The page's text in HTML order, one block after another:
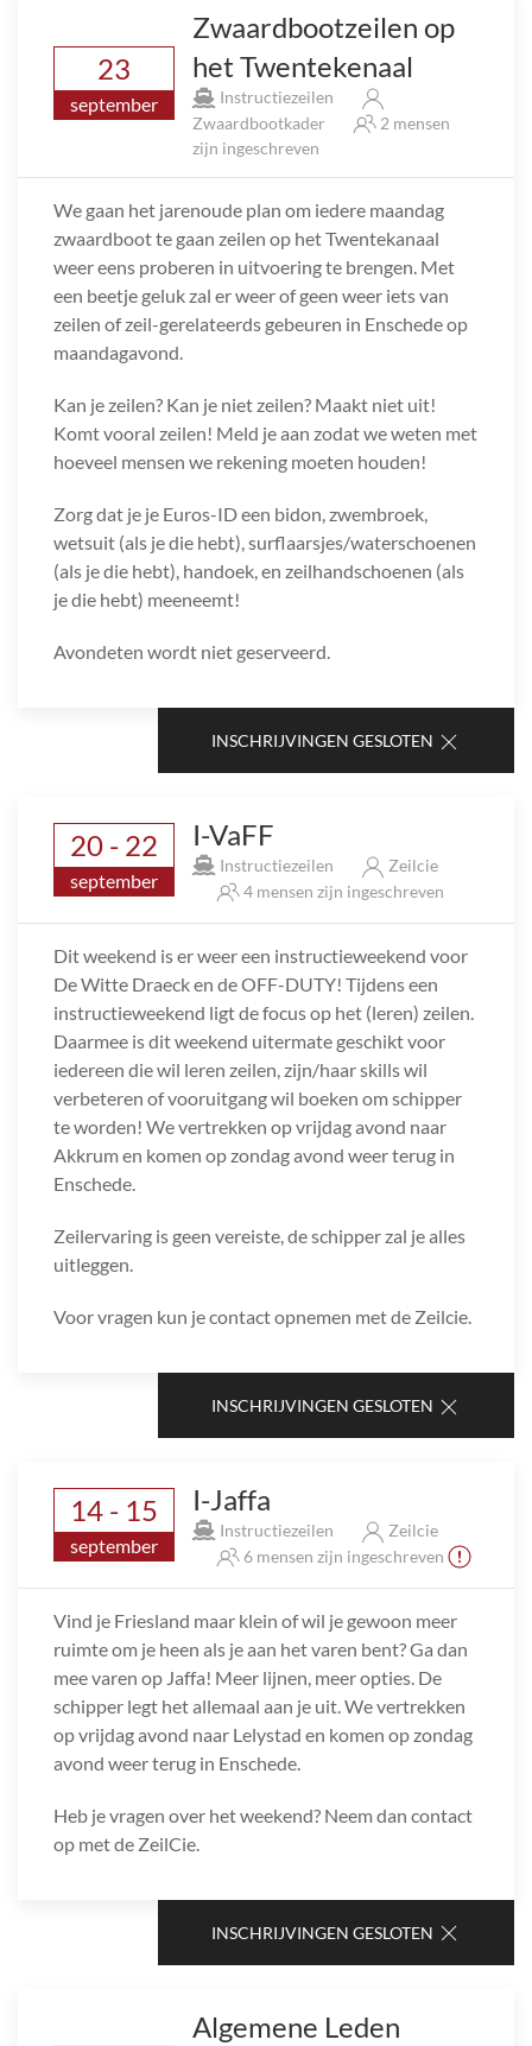
23
september
Zwaardbootzeilen op
het Twentekenaal
Instructiezeilen
Zwaardbootkader
2 mensen
zijn ingeschreven
We gaan het jarenoude plan om iedere maandag
zwaardboot te gaan zeilen op het Twentekanaal
weer eens proberen in uitvoering te brengen. Met
een beetje geluk zal er weer of geen weer iets van
zeilen of zeil-gerelateerds gebeuren in Enschede op
maandagavond.
Kan je zeilen? Kan je niet zeilen? Maakt niet uit!
Komt vooral zeilen! Meld je aan zodat we weten met
hoeveel mensen we rekening moeten houden!
Zorg dat je je Euros-ID een bidon, zwembroek,
wetsuit (als je die hebt), surflaarsjes/waterschoenen
(als je die hebt), handoek, en zeilhandschoenen (als
je die hebt) meeneemt!
Avondeten wordt niet geserveerd.
INSCHRIJVINGEN GESLOTEN
20 - 22
september
I-VaFF
Instructiezeilen
Zeilcie
4 mensen zijn ingeschreven
Dit weekend is er weer een instructieweekend voor
De Witte Draeck en de OFF-DUTY! Tijdens een
instructieweekend ligt de focus op het (leren) zeilen.
Daarmee is dit weekend uitermate geschikt voor
iedereen die wil leren zeilen, zijn/haar skills wil
verbeteren of vooruitgang wil boeken om schipper
te worden! We vertrekken op vrijdag avond naar
Akkrum en komen op zondag avond weer terug in
Enschede.
Zeilervaring is geen vereiste, de schipper zal je alles
uitleggen.
Voor vragen kun je contact opnemen met de Zeilcie.
INSCHRIJVINGEN GESLOTEN
14 - 15
september
I-Jaffa
Instructiezeilen
Zeilcie
6 mensen zijn ingeschreven
Vind je Friesland maar klein of wil je gewoon meer
ruimte om je heen als je aan het varen bent? Ga dan
mee varen op Jaffa! Meer lijnen, meer opties. De
schipper legt het allemaal aan je uit. We vertrekken
op vrijdag avond naar Lelystad en komen op zondag
avond weer terug in Enschede.
Heb je vragen over het weekend? Neem dan contact
op met de ZeilCie.
INSCHRIJVINGEN GESLOTEN
Algemene Leden